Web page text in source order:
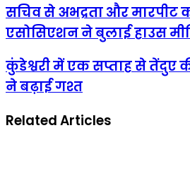
सचिव
से
अभद्रता
मारपीट
का
मामला,
बार
ने
सचिव से अभद्रता और मारपीट
एसोसिएशन ने बुलाई हाउस
कुंडेश्वरी
में
एक
से
तेंदुए
कुंडेश्वरी में एक सप्ताह से तेंदुए
ने बढ़ाई गश्त
Related Articles